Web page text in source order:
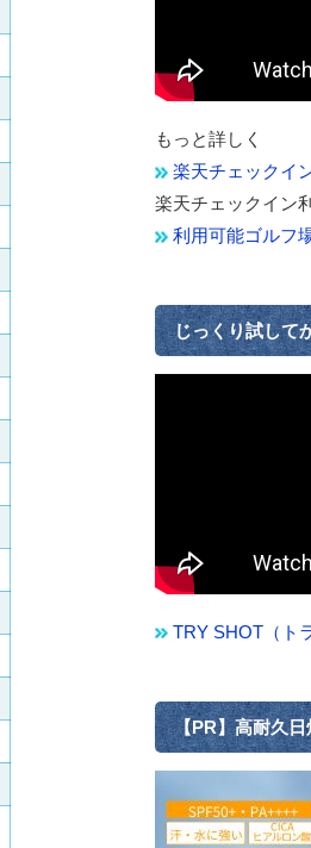
もっと詳しく
楽天チェックイ
楽天チェックイン
利用可能ゴルフ
じっくり試して
TRY SHOT（ト
【PR】高耐久